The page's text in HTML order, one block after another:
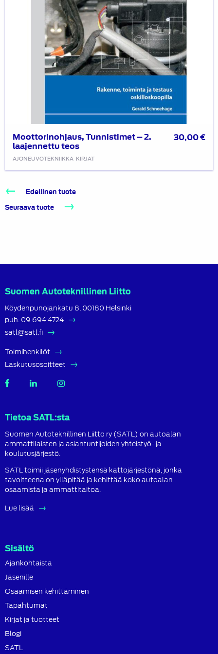
Moottorinohjaus, Tunnistimet – 2.
laajennettu teos
AJONEUVOTEKNIIKKA KIRJAT
30,00€
Edellinen tuote
Seuraava tuote
Suomen Autoteknillinen Liitto
Köydenpunojankatu 8, 00180 Helsinki
puh. 09 694 4724
satl@satl.fi
Toimihenkilöt
Laskutusosoitteet
SATL
SATL
Tietoa SATL:sta
Suomen Autoteknillinen Liitto ry (SATL) on autoalan
ammattilaisten ja asiantuntijoiden yhteistyö- ja
koulutusjärjestö.
SATL toimii jäsenyhdistystensä kattojärjestönä, jonka
tavoitteena on ylläpitää ja kehittää koko autoalan
osaamista ja ammattitaitoa.
Lue lisää
Sisältö
Ajankohtaista
Jäsenille
Osaamisen kehittäminen
Tapahtumat
Kirjat ja tuotteet
Blogi
SATL